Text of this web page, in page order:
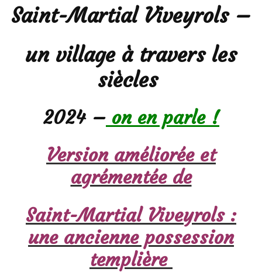
Saint-Martial Viveyrols –
un village à travers les
siècles
2024 – on en parle !
Version améliorée et
agrémentée de
Saint-Martial Viveyrols :
une ancienne possession
templière